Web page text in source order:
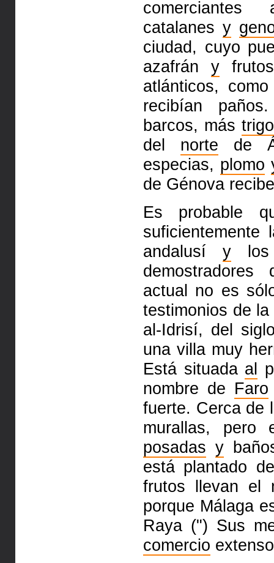
comerciantes
catalanes y
ciudad, cuyo
azafrány
atlánticos,
recibían
barcos, más trigo
del norte de
especias, plomo
de Génova
Es probable
suficientemente
andalusí ylos
actual no es
testimonios de
al-Idrisí, del
una villa muy
Está situada al
nombre de Faro
fuerte. Cerca de
murallas, pero
posadas y
está plantado
frutos llevan el
porque Málaga
Raya (") Sus
comercio